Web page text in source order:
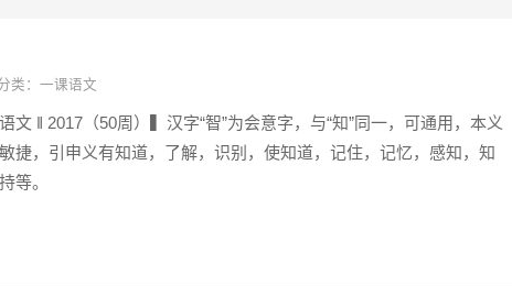
类： 一课语文
文 ‖ 2017（50周）▍汉字“智”为会意字，与“知”同一，可通用，本义
捷，引申义有知道，了解，识别，使知道，记住，记忆，感知，知
等。